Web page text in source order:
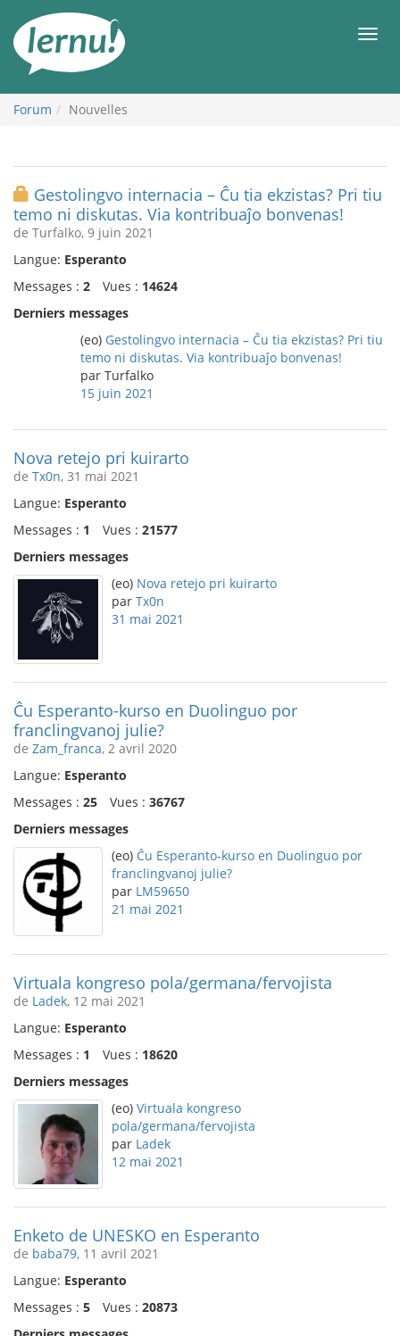
contenu
Forum Nouvelles
Gestolingvo internacia – Ĉu tia ekzistas? Pri tiu
temo ni diskutas. Via kontribuaĵo bonvenas!
de Turfalko, 9 juin 2021
Langue: Esperanto
Messages : 2 Vues : 14624
Derniers messages
(eo) Gestolingvo internacia – Ĉu tia ekzistas? Pri tiu
temo ni diskutas. Via kontribuaĵo bonvenas!
par Turfalko
15 juin 2021
Nova retejo pri kuirarto
de Tx0n, 31 mai 2021
Langue: Esperanto
Messages : 1 Vues : 21577
Derniers messages
(eo) Nova retejo pri kuirarto
par Tx0n
31 mai 2021
Ĉu Esperanto-kurso en Duolinguo por
franclingvanoj julie?
de Zam_franca, 2 avril 2020
Langue: Esperanto
Messages : 25 Vues : 36767
Derniers messages
(eo) Ĉu Esperanto-kurso en Duolinguo por
franclingvanoj julie?
par LM59650
21 mai 2021
Virtuala kongreso pola/germana/fervojista
de Ladek, 12 mai 2021
Langue: Esperanto
Messages : 1 Vues : 18620
Derniers messages
(eo) Virtuala kongreso
pola/germana/fervojista
par Ladek
12 mai 2021
Enketo de UNESKO en Esperanto
de baba79, 11 avril 2021
Langue: Esperanto
Messages : 5 Vues : 20873